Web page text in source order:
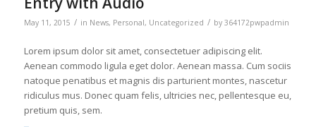
May 11, 2015 / in News, Personal, Uncategorized / by 364172pwpadmin
Lorem ipsum dolor sit amet, consectetuer adipiscing elit.
Aenean commodo ligula eget dolor. Aenean massa. Cum sociis
natoque penatibus et magnis dis parturient montes, nascetur
ridiculus mus. Donec quam felis, ultricies nec, pellentesque eu,
pretium quis, sem.